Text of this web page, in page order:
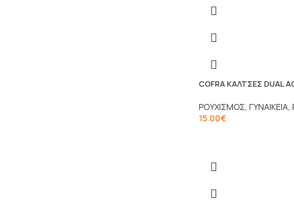
COFRA ΚΑΛΤΣΕΣ DUAL
ΡΟΥΧΙΣΜΟΣ, ΓΥΝΑΙΚΕΙΑ,
15.00€